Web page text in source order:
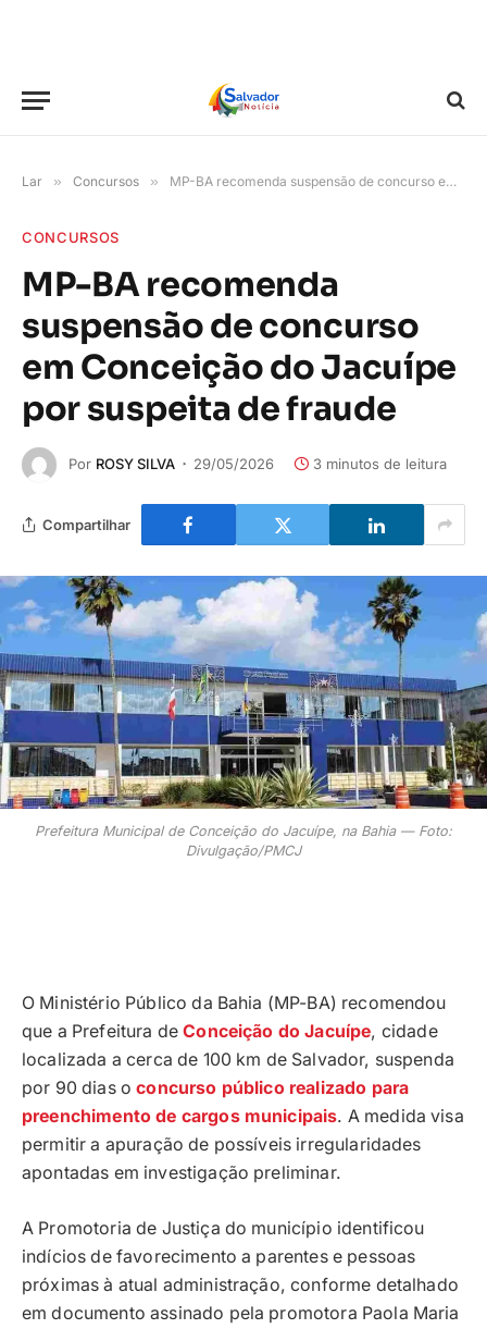
Lar » Concursos » MP-BA recomenda suspensão de concurso em Conceição do Jacuípe por suspeita de fraude
CONCURSOS
MP-BA recomenda
suspensão de concurso
em Conceição do Jacuípe
por suspeita de fraude
Por ROSY SILVA 29/05/2026 3 minutos de leitura
Compartilhar
Prefeitura Municipal de Conceição do Jacuípe, na Bahia — Foto:
Divulgação/PMCJ
O Ministério Público da Bahia (MP-BA) recomendou
que a Prefeitura deConceição do Jacuípe, cidade
localizada a cerca de 100 km de Salvador, suspenda
por 90 dias oconcurso público realizado para
preenchimento de cargos municipais. A medida visa
permitir a apuração de possíveis irregularidades
apontadas em investigação preliminar.
A Promotoria de Justiça do município identificou
indícios de favorecimento a parentes e pessoas
próximas à atual administração, conforme detalhado
em documento assinado pela promotora Paola Maria